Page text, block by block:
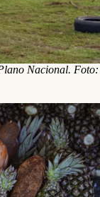
Nacional. Foto: